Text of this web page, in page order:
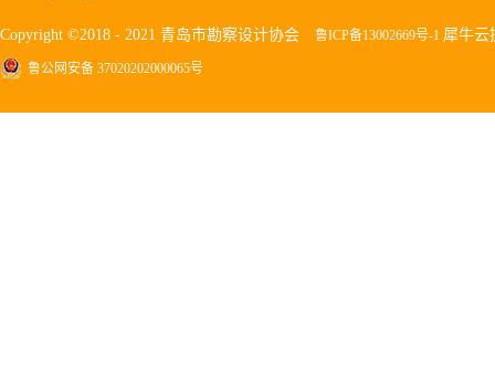
Copyright ©2018 - 2021 青岛市勘察设计协会 鲁ICP备13002669号-1 犀牛云
鲁公网安备 37020202000065号